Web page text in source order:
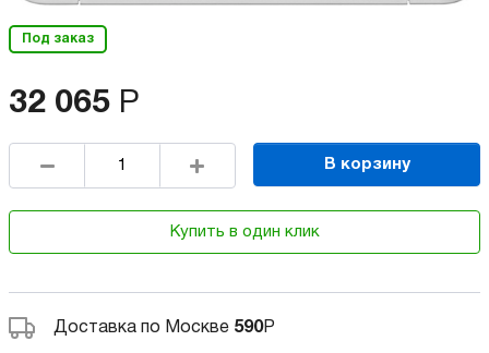
Под заказ
32 065 Р
В корзину
Купить в один клик
Доставка по Москве 590Р